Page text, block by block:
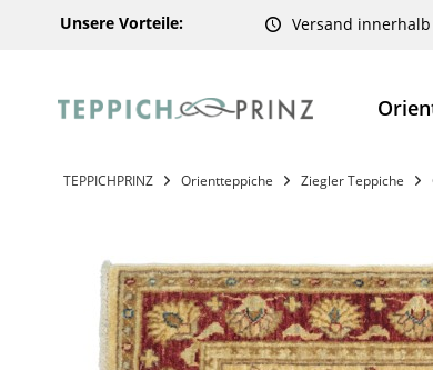
Unsere Vorteile: Versand
TEPPICHPRINZ Orientteppiche Ziegler Teppiche